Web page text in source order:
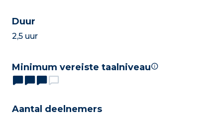
Duur
2,5 uur
Minimum vereiste taalniveau
Aantal deelnemers